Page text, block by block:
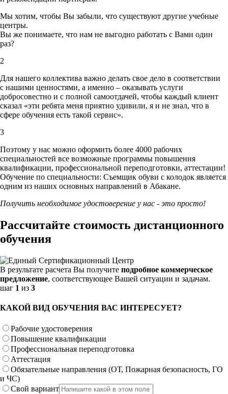
Мы хотим, чтобы Вы забыли, что существуют другие учебные
центры.
Вы же понимаете, что нам не выгодно работать с Вами один
раз?
2
Для нашего коллектива важно делать свое дело в соответствии
с нашими ценностями, а именно – оказывать услуги
добросовестно и с полной самоотдачей, чтобы каждый клиент
сказал «эти ребята меня приятно удивили, я и не знал, что в
сфере обучения есть такой сервис».
3
Поэтому у нас можно оформить более 4000 рабочих
специальностей все возможные программы повышения
квалификации, профессиональной переподготовки, аттестации!
Обучение по специальности: Съемщик обуви с колодок является
одним из наших основных направлений в Абакане.
Получить необходимое удостоверение у нас - это просто!
Рассчитайте стоимость дистанционного
обучения
В результате расчета Вы получите подробное коммерческое
предложение, соответствующее Вашей ситуации и задачам.
шаг 1 из 3
КАКОЙ ВИД ОБУЧЕНИЯ ВАС ИНТЕРЕСУЕТ?
Рабочие удостоверения
Повышение квалификации
Профессиональная переподготовка
Аттестация
Обязательные направления (ОТ, Пожарная безопасность, ГО
и ЧС)
Свой вариант